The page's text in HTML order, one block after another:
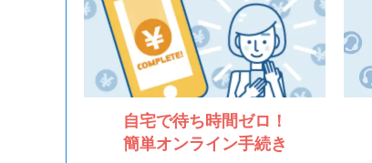
自宅で待ち時間ゼロ！
簡単オンライン手続き